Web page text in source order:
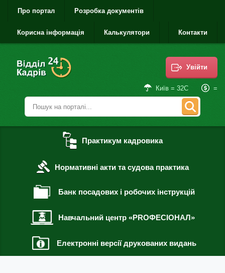
Про портал Розробка документів
Корисна інформація Калькулятори Контакти
Увійти
Київ = 32С =
Практикум кадровика
Нормативні акти та судова практика
Банк посадових і робочих інструкцій
Навчальний центр «PROФЕСІОНАЛ»
Електронні версії друкованих видань